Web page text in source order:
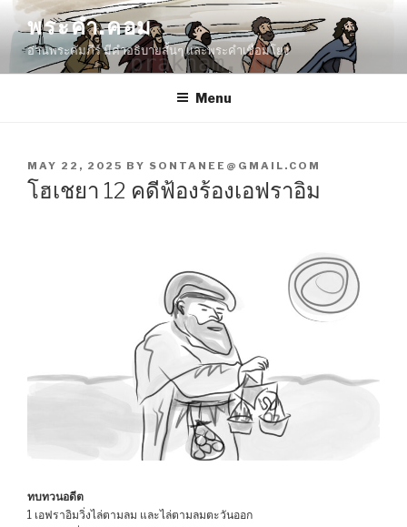
Skip
content
พระคำ.คอม
อ่านพระคัมภีร์ มีคำอธิบายสั้นๆ และพระคำเชื่อมโยง
Menu
POSTED
ON
MAY 22, 2025 BY SONTANEE@GMAIL.COM
โฮเชยา 12 คดีฟ้องร้องเอฟราอิม
ทบทวนอดีต
1 เอฟราอิมวิ่งไล่ตามลม และไล่ตามลมตะวันออก